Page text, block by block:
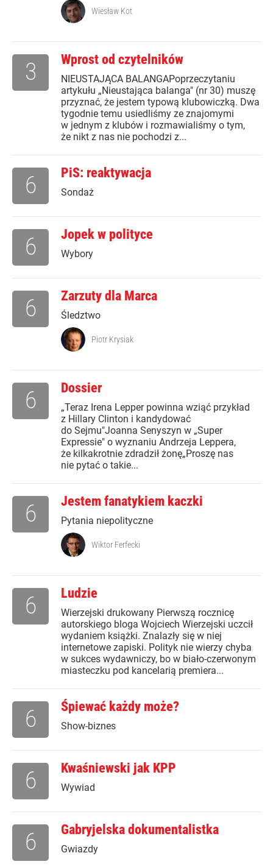
Wiesław Kot
Wprost od czytelników
NIEUSTAJĄCA BALANGAPoprzeczytaniu
artykułu „Nieustająca balanga" (nr 30) muszę
przyznać, że jestem typową klubowiczką. Dwa
tygodnie temu usiedliśmy ze znajomymi
w jednym z klubów i rozmawialiśmy o tym,
że nikt z nas nie pochodzi z...
3
PiS: reaktywacja
Sondaż
6
Jopek w polityce
Wybory
6
Zarzuty dla Marca
Śledztwo
6
Piotr Krysiak
Dossier
„Teraz Irena Lepper powinna wziąć przykład
z Hillary Clinton i kandydować
do Sejmu"Joanna Senyszyn w „Super
Expressie" o wyznaniu Andrzeja Leppera,
że kilkakrotnie zdradził żonę„Proszę nas
nie pytać o takie...
6
Jestem fanatykiem kaczki
Pytania niepolityczne
6
Wiktor Ferfecki
Ludzie
Wierzejski drukowany Pierwszą rocznicę
autorskiego bloga Wojciech Wierzejski uczcił
wydaniem książki. Znalazły się w niej
internetowe zapiski. Polityk nie wierzy chyba
w sukces wydawniczy, bo w biało-czerwonym
miasteczku pod kancelarią premiera...
6
Śpiewać każdy może?
Show-biznes
6
Kwaśniewski jak KPP
Wywiad
6
Gabryjelska dokumentalistka
Gwiazdy
6